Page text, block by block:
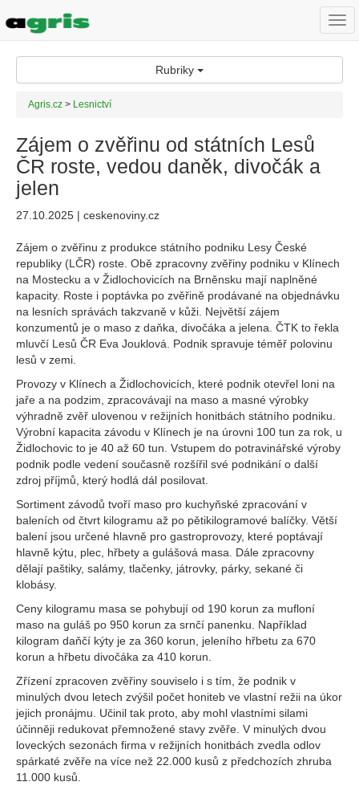
Rubriky
Agris.cz > Lesnictví
Zájem o zvěřinu od státních Lesů
ČR roste, vedou daněk, divočák a
jelen
27.10.2025 | ceskenoviny.cz
Zájem o zvěřinu z produkce státního podniku Lesy České
republiky (LČR) roste. Obě zpracovny zvěřiny podniku v Klínech
na Mostecku a v Židlochovicích na Brněnsku mají naplněné
kapacity. Roste i poptávka po zvěřině prodávané na objednávku
na lesních správách takzvaně v kůži. Největší zájem
konzumentů je o maso z daňka, divočáka a jelena. ČTK to řekla
mluvčí Lesů ČR Eva Jouklová. Podnik spravuje téměř polovinu
lesů v zemi.
Provozy v Klínech a Židlochovicích, které podnik otevřel loni na
jaře a na podzim, zpracovávají na maso a masné výrobky
výhradně zvěř ulovenou v režijních honitbách státního podniku.
Výrobní kapacita závodu v Klínech je na úrovni 100 tun za rok, u
Židlochovic to je 40 až 60 tun. Vstupem do potravinářské výroby
podnik podle vedení současně rozšířil své podnikání o další
zdroj příjmů, který hodlá dál posilovat.
Sortiment závodů tvoří maso pro kuchyňské zpracování v
baleních od čtvrt kilogramu až po pětikilogramové balíčky. Větší
balení jsou určené hlavně pro gastroprovozy, které poptávají
hlavně kýtu, plec, hřbety a gulášová masa. Dále zpracovny
dělají paštiky, salámy, tlačenky, játrovky, párky, sekané či
klobásy.
Ceny kilogramu masa se pohybují od 190 korun za mufloní
maso na guláš po 950 korun za srnčí panenku. Například
kilogram daňčí kýty je za 360 korun, jeleního hřbetu za 670
korun a hřbetu divočáka za 410 korun.
Zřízení zpracoven zvěřiny souviselo i s tím, že podnik v
minulých dvou letech zvýšil počet honiteb ve vlastní režii na úkor
jejich pronájmu. Učinil tak proto, aby mohl vlastními silami
účinněji redukovat přemnožené stavy zvěře. V minulých dvou
loveckých sezonách firma v režijních honitbách zvedla odlov
spárkaté zvěře na více než 22.000 kusů z předchozích zhruba
11.000 kusů.